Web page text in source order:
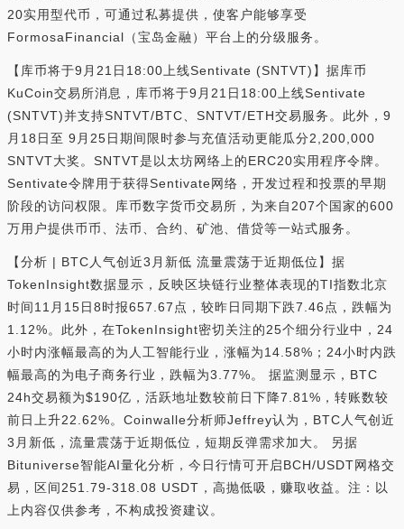
20实用型代币，可通过私募提供，使客户能够享受
FormosaFinancial（宝岛金融）平台上的分级服务。
【库币将于9月21日18:00上线Sentivate (SNTVT)】据库币
KuCoin交易所消息，库币将于9月21日18:00上线Sentivate
(SNTVT)并支持SNTVT/BTC、SNTVT/ETH交易服务。此外，9
月18日至 9月25日期间限时参与充值活动更能瓜分2,200,000
SNTVT大奖。SNTVT是以太坊网络上的ERC20实用程序令牌。
Sentivate令牌用于获得Sentivate网络，开发过程和投票的早期
阶段的访问权限。库币数字货币交易所，为来自207个国家的600
万用户提供币币、法币、合约、矿池、借贷等一站式服务。
【分析 | BTC人气创近3月新低 流量震荡于近期低位】据
TokenInsight数据显示，反映区块链行业整体表现的TI指数北京
时间11月15日8时报657.67点，较昨日同期下跌7.46点，跌幅为
1.12%。此外，在TokenInsight密切关注的25个细分行业中，24
小时内涨幅最高的为人工智能行业，涨幅为14.58%；24小时内跌
幅最高的为电子商务行业，跌幅为3.77%。 据监测显示，BTC
24h交易额为$190亿，活跃地址数较前日下降7.81%，转账数较
前日上升22.62%。Coinwalle分析师Jeffrey认为，BTC人气创近
3月新低，流量震荡于近期低位，短期反弹需求加大。 另据
Bituniverse智能AI量化分析，今日行情可开启BCH/USDT网格交
易，区间251.79-318.08 USDT，高抛低吸，赚取收益。注：以
上内容仅供参考，不构成投资建议。